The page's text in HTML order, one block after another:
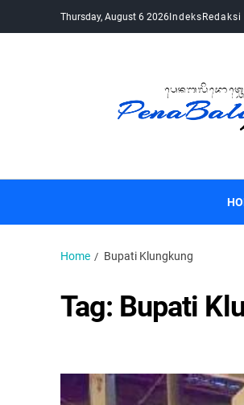
Thursday, August 6 2026IndeksRedaksi
Home Bupati Klungkung
Tag: Bupati